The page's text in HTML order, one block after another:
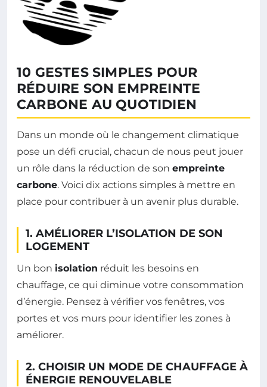
10 GESTES SIMPLES POUR
RÉDUIRE SON EMPREINTE
CARBONE AU QUOTIDIEN
Dans un monde où le changement climatique
pose un défi crucial, chacun de nous peut jouer
un rôle dans la réduction de son empreinte
carbone. Voici dix actions simples à mettre en
place pour contribuer à un avenir plus durable.
1. AMÉLIORER L’ISOLATION DE SON
LOGEMENT
Un bon isolation réduit les besoins en
chauffage, ce qui diminue votre consommation
d’énergie. Pensez à vérifier vos fenêtres, vos
portes et vos murs pour identifier les zones à
améliorer.
2. CHOISIR UN MODE DE CHAUFFAGE À
ÉNERGIE RENOUVELABLE